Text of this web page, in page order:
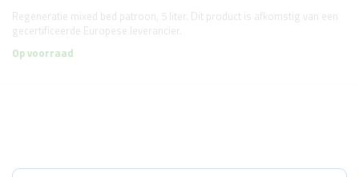
Regeneratie mixed bed patroon, 5 liter. Dit product is afkomstig van een
gecertificeerde Europese leverancier.
Op voorraad